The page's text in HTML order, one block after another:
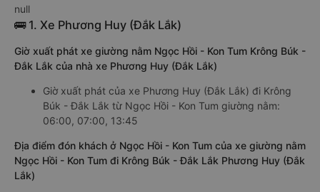
null
🚌 1. Xe Phương Huy (Đắk Lắk)
Giờ xuất phát xe giường nằm Ngọc Hồi - Kon Tum Krông Búk -
Đắk Lắk của nhà xe Phương Huy (Đắk Lắk)
Giờ xuất phát của xe Phương Huy (Đắk Lắk) đi Krông
Búk - Đắk Lắk từ Ngọc Hồi - Kon Tum giường nằm:
06:00, 07:00, 13:45
Địa điểm đón khách ở Ngọc Hồi - Kon Tum của xe giường nằm
Ngọc Hồi - Kon Tum đi Krông Búk - Đắk Lắk Phương Huy (Đắk
Lắk)